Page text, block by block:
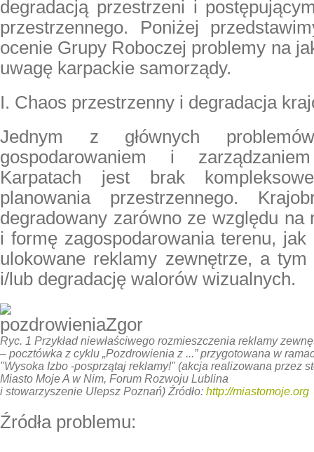
degradacją przestrzeni i
przestrzennego. Poniżej
ocenie Grupy Roboczej problemy na
uwagę karpackie samorządy.
I. Chaos przestrzenny i degradacja
Jednym z głównych
gospodarowaniem i
Karpatach jest
brak
planowania przestrzennego.
degradowany zarówno ze względu na
i formę zagospodarowania terenu, jak
ulokowane reklamy zewnętrze, a
i/lub degradację walorów wizualnych.
Ryc. 1 Przykład niewłaściwego rozmieszczenia reklamy
– pocztówka z cyklu „Pozdrowienia z ...” przygotowana w
"Wysoka Izbo -posprzątaj reklamy!" (akcja realizowana przez
Miasto Moje A w Nim, Forum Rozwoju Lublina
i stowarzyszenie Ulepsz Poznań) Źródło: http://miastomoje.org
Źródła problemu: